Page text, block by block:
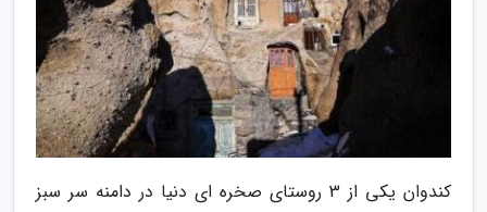
کندوان یکی از 3 روستای صخره ای دنیا در دامنه سر سبز